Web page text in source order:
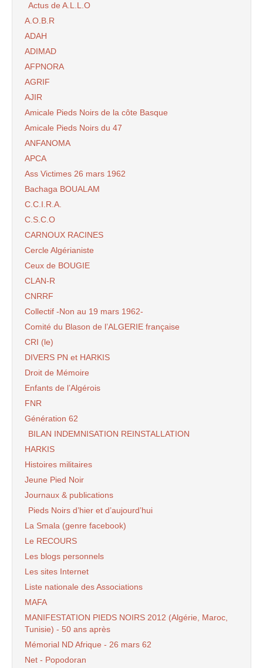
Actus de A.L.L.O
A.O.B.R
ADAH
ADIMAD
AFPNORA
AGRIF
AJIR
Amicale Pieds Noirs de la côte Basque
Amicale Pieds Noirs du 47
ANFANOMA
APCA
Ass Victimes 26 mars 1962
Bachaga BOUALAM
C.C.I.R.A.
C.S.C.O
CARNOUX RACINES
Cercle Algérianiste
Ceux de BOUGIE
CLAN-R
CNRRF
Collectif -Non au 19 mars 1962-
Comité du Blason de l’ALGERIE française
CRI (le)
DIVERS PN et HARKIS
Droit de Mémoire
Enfants de l’Algérois
FNR
Génération 62
BILAN INDEMNISATION REINSTALLATION
HARKIS
Histoires militaires
Jeune Pied Noir
Journaux & publications
Pieds Noirs d’hier et d’aujourd’hui
La Smala (genre facebook)
Le RECOURS
Les blogs personnels
Les sites Internet
Liste nationale des Associations
MAFA
MANIFESTATION PIEDS NOIRS 2012 (Algérie, Maroc,
Tunisie) - 50 ans après
Mémorial ND Afrique - 26 mars 62
Net - Popodoran